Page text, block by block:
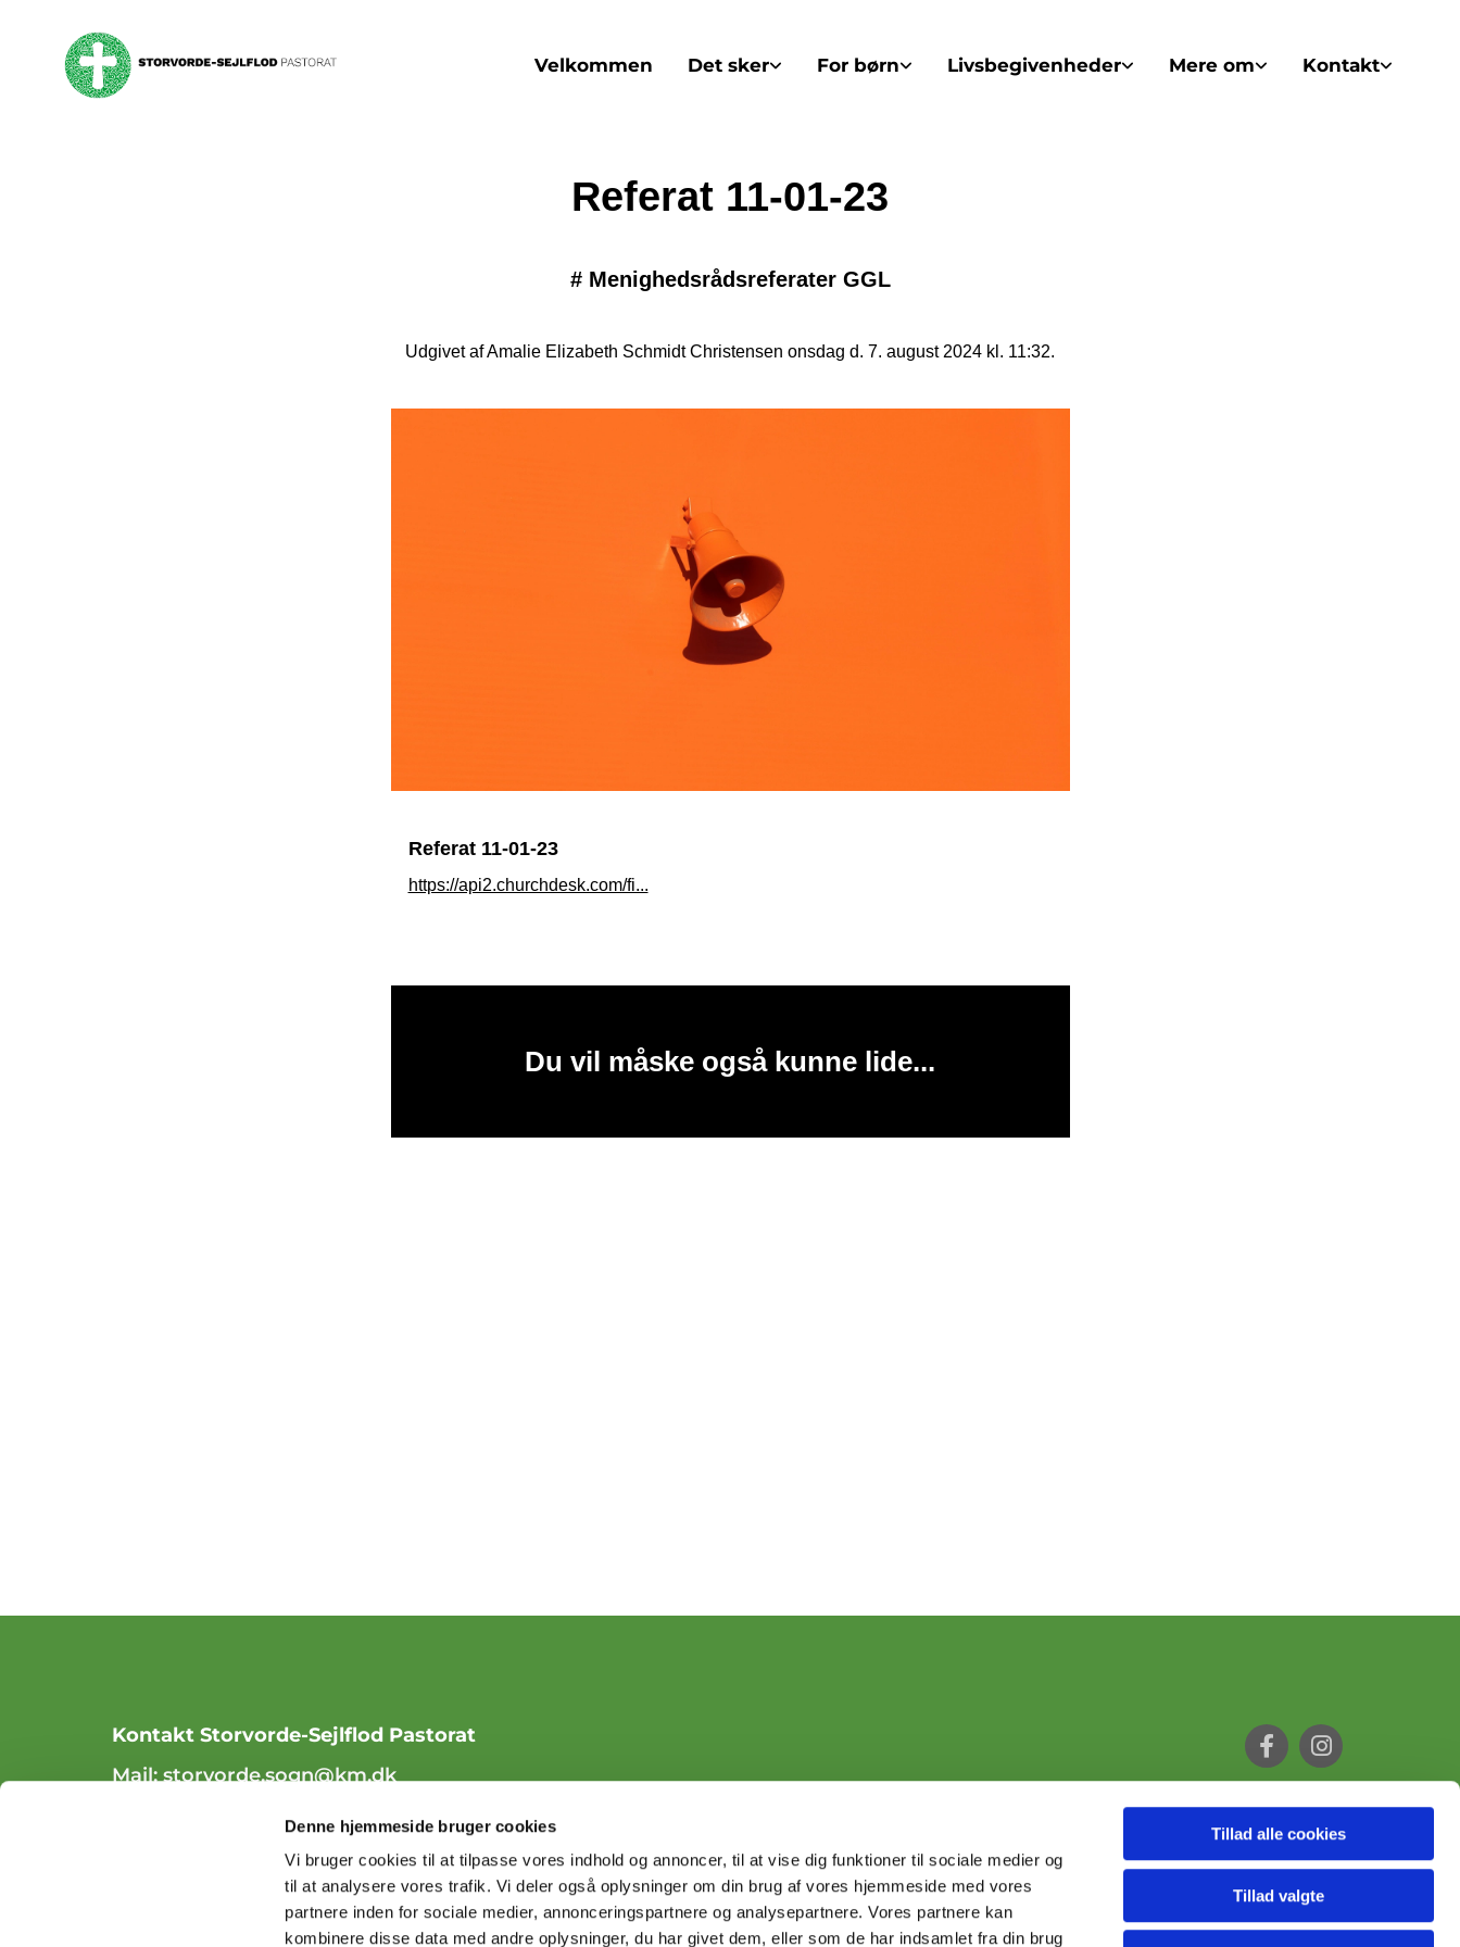
Denne hjemmeside bruger cookies
Vi bruger cookies til at tilpasse vores indhold og annoncer, til at vise dig funktioner til sociale medier og
til at analysere vores trafik. Vi deler også oplysninger om din brug af vores hjemmeside med vores
partnere inden for sociale medier, annonceringspartnere og analysepartnere. Vores partnere kan
kombinere disse data med andre oplysninger, du har givet dem, eller som de har indsamlet fra din brug
Tillad alle cookies
Tillad valgte
Velkommen Det sker For børn Livsbegivenheder Mere om Kontakt
Referat 11-01-23
# Menighedsrådsreferater GGL
Udgivet af Amalie Elizabeth Schmidt Christensen onsdag d. 7. august 2024 kl. 11:32.
Referat 11-01-23
https://api2.churchdesk.com/fi...
Du vil måske også kunne lide...
Kontakt Storvorde-Sejlflod Pastorat
Mail:storvorde.sogn@km.dk